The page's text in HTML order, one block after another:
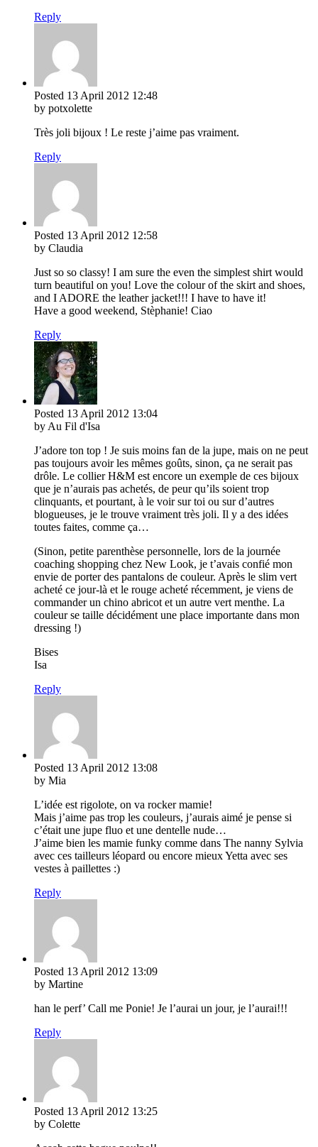
Reply
Posted 13 April 2012 12:48
by potxolette
Très joli bijoux ! Le reste j’aime pas vraiment.
Reply
Posted 13 April 2012 12:58
by Claudia
Just so so classy! I am sure the even the simplest shirt would
turn beautiful on you! Love the colour of the skirt and shoes,
and I ADORE the leather jacket!!! I have to have it!
Have a good weekend, Stèphanie! Ciao
Reply
Posted 13 April 2012 13:04
by Au Fil d'Isa
J’adore ton top ! Je suis moins fan de la jupe, mais on ne peut
pas toujours avoir les mêmes goûts, sinon, ça ne serait pas
drôle. Le collier H&M est encore un exemple de ces bijoux
que je n’aurais pas achetés, de peur qu’ils soient trop
clinquants, et pourtant, à le voir sur toi ou sur d’autres
blogueuses, je le trouve vraiment très joli. Il y a des idées
toutes faites, comme ça…
(Sinon, petite parenthèse personnelle, lors de la journée
coaching shopping chez New Look, je t’avais confié mon
envie de porter des pantalons de couleur. Après le slim vert
acheté ce jour-là et le rouge acheté récemment, je viens de
commander un chino abricot et un autre vert menthe. La
couleur se taille décidément une place importante dans mon
dressing !)
Bises
Isa
Reply
Posted 13 April 2012 13:08
by Mia
L’idée est rigolote, on va rocker mamie!
Mais j’aime pas trop les couleurs, j’aurais aimé je pense si
c’était une jupe fluo et une dentelle nude…
J’aime bien les mamie funky comme dans The nanny Sylvia
avec ces tailleurs léopard ou encore mieux Yetta avec ses
vestes à paillettes :)
Reply
Posted 13 April 2012 13:09
by Martine
han le perf’ Call me Ponie! Je l’aurai un jour, je l’aurai!!!
Reply
Posted 13 April 2012 13:25
by Colette